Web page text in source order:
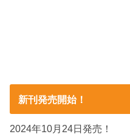
新刊発売開始！
2024年10月24日発売！